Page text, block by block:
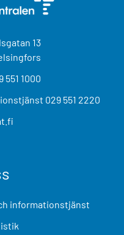
13
551 1000
029 551 2220
informationstjänst